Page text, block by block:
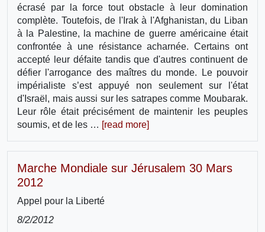
écrasé par la force tout obstacle à leur domination
complète. Toutefois, de l'Irak à l'Afghanistan, du Liban
à la Palestine, la machine de guerre américaine était
confrontée à une résistance acharnée. Certains ont
accepté leur défaite tandis que d'autres continuent de
défier l'arrogance des maîtres du monde. Le pouvoir
impérialiste s’est appuyé non seulement sur l'état
d'Israël, mais aussi sur les satrapes comme Moubarak.
Leur rôle était précisément de maintenir les peuples
soumis, et de les … [read more]
Marche Mondiale sur Jérusalem 30 Mars
2012
Appel pour la Liberté
8/2/2012